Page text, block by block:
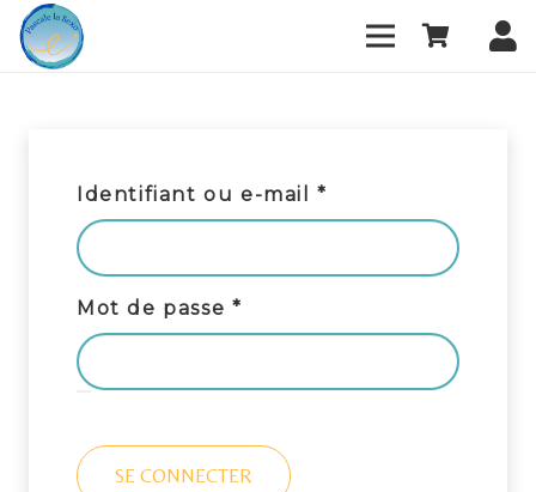
Identifiant ou e-mail*
Mot de passe *
SE CONNECTER